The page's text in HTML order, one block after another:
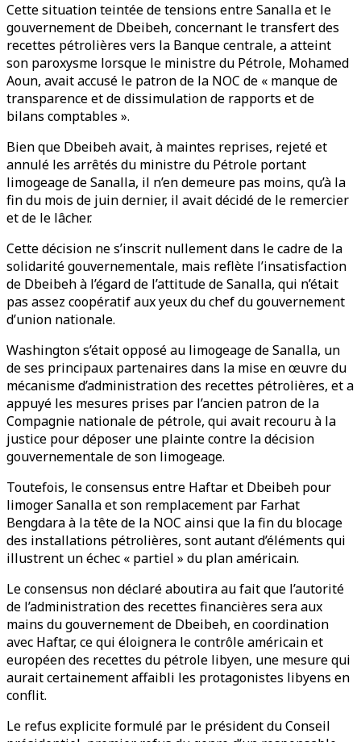
Cette situation teintée de tensions entre Sanalla et le
gouvernement de Dbeibeh, concernant le transfert des
recettes pétrolières vers la Banque centrale, a atteint
son paroxysme lorsque le ministre du Pétrole, Mohamed
Aoun, avait accusé le patron de la NOC de « manque de
transparence et de dissimulation de rapports et de
bilans comptables ».
Bien que Dbeibeh avait, à maintes reprises, rejeté et
annulé les arrêtés du ministre du Pétrole portant
limogeage de Sanalla, il n’en demeure pas moins, qu’à la
fin du mois de juin dernier, il avait décidé de le remercier
et de le lâcher.
Cette décision ne s’inscrit nullement dans le cadre de la
solidarité gouvernementale, mais reflète l’insatisfaction
de Dbeibeh à l’égard de l’attitude de Sanalla, qui n’était
pas assez coopératif aux yeux du chef du gouvernement
d’union nationale.
Washington s’était opposé au limogeage de Sanalla, un
de ses principaux partenaires dans la mise en œuvre du
mécanisme d’administration des recettes pétrolières, et a
appuyé les mesures prises par l’ancien patron de la
Compagnie nationale de pétrole, qui avait recouru à la
justice pour déposer une plainte contre la décision
gouvernementale de son limogeage.
Toutefois, le consensus entre Haftar et Dbeibeh pour
limoger Sanalla et son remplacement par Farhat
Bengdara à la tête de la NOC ainsi que la fin du blocage
des installations pétrolières, sont autant d’éléments qui
illustrent un échec « partiel » du plan américain.
Le consensus non déclaré aboutira au fait que l’autorité
de l’administration des recettes financières sera aux
mains du gouvernement de Dbeibeh, en coordination
avec Haftar, ce qui éloignera le contrôle américain et
européen des recettes du pétrole libyen, une mesure qui
aurait certainement affaibli les protagonistes libyens en
conflit.
Le refus explicite formulé par le président du Conseil